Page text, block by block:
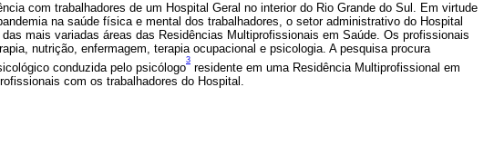
com trabalhadores de um Hospital Geral no interior do Rio Grande do Sul. Em virtude
na saúde física e mental dos trabalhadores, o setor administrativo do Hospital
mais variadas áreas das Residências Multiprofissionais em Saúde. Os profissionais
nutrição, enfermagem, terapia ocupacional e psicologia. A pesquisa procura
conduzida pelo psicólogo
3
residente em uma Residência Multiprofissional em
com os trabalhadores do Hospital.